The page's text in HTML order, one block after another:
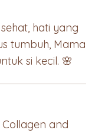
hati yang
tumbuh, Mama
si kecil. 🌸
Collagen and